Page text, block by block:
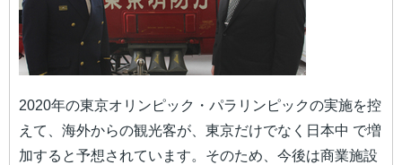
2020年の東京オリンピック・パラリンピックの実施を控
えて、海外からの観光客が、東京だけでなく日本中 で増
加すると予想されています。そのため、今後は商業施設